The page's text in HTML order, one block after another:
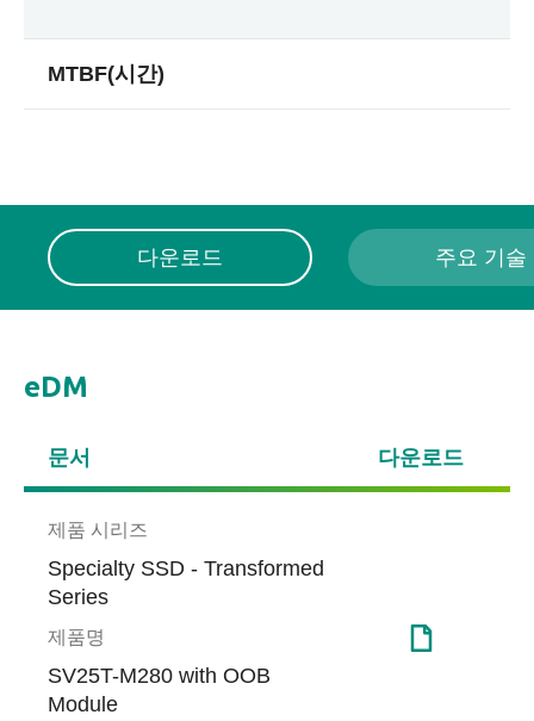
MTBF(시간)
다운로드 주요 기술
eDM
문서 다운로드
제품 시리즈
Specialty SSD - Transformed
Series
제품명
SV25T-M280 with OOB
Module